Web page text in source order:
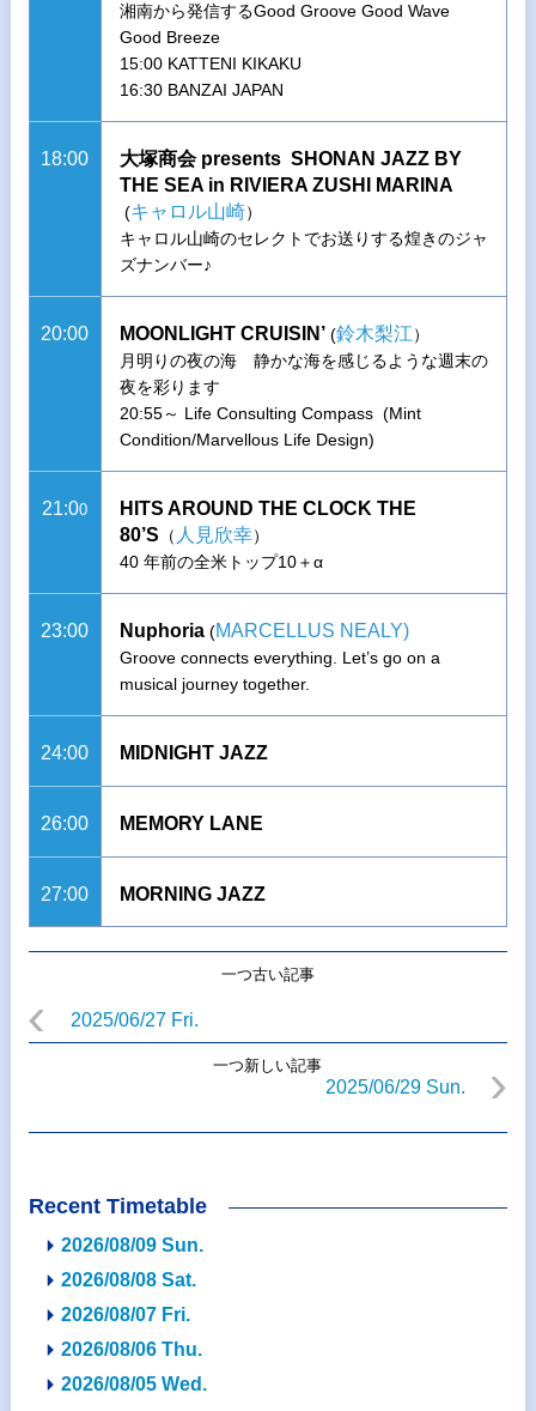
湘南から発信するGood Groove Good Wave
Good Breeze
15:00 KATTENI KIKAKU
16:30 BANZAI JAPAN
18:00
大塚商会 presents SHONAN JAZZ BY
THE SEA in RIVIERA ZUSHI MARINA
(キャロル山崎）
キャロル山崎のセレクトでお送りする煌きのジャ
ズナンバー♪
20:00 MOONLIGHT CRUISIN’(鈴木梨江）
月明りの夜の海 静かな海を感じるような週末の
夜を彩ります
20:55～ Life Consulting Compass (Mint
Condition/Marvellous Life Design)
21:00
HITS AROUND THE CLOCK THE
80’S （ 人見欣幸）
40 年前の全米トップ10＋α
23:00 Nuphoria(MARCELLUS NEALY)
Groove connects everything. Let’s go on a
musical journey together.
24:00 MIDNIGHT JAZZ
26:00 MEMORY LANE
27:00 MORNING JAZZ
一つ古い記事
2025/06/27 Fri.
一つ新しい記事
2025/06/29 Sun.
Recent Timetable
2026/08/09 Sun.
2026/08/08 Sat.
2026/08/07 Fri.
2026/08/06 Thu.
2026/08/05 Wed.